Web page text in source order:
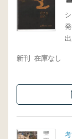
新刊 在庫なし